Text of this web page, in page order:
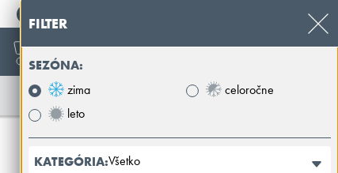
+421 32 39 89 100
FILTER
SEZÓNA:
zima
leto
celoročne
KATEGÓRIA:Všetko